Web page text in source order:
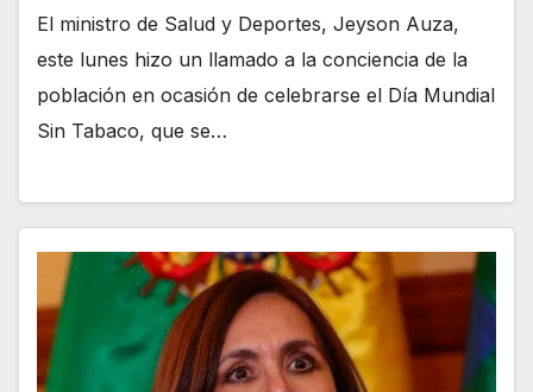
El ministro de Salud y Deportes, Jeyson Auza,
este lunes hizo un llamado a la conciencia de la
población en ocasión de celebrarse el Día Mundial
Sin Tabaco, que se…